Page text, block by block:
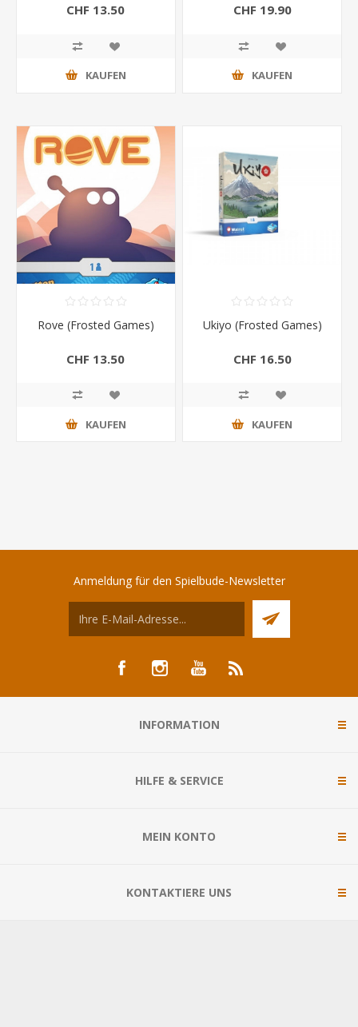
CHF 13.50
KAUFEN
CHF 19.90
KAUFEN
Rove (Frosted Games)
CHF 13.50
KAUFEN
Ukiyo (Frosted Games)
CHF 16.50
KAUFEN
Anmeldung für den Spielbude-Newsletter
INFORMATION
HILFE & SERVICE
MEIN KONTO
KONTAKTIERE UNS